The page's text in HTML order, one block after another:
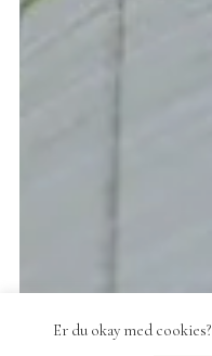
Er du okay med cookies?